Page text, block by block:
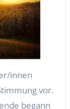
innen
vor.
begann